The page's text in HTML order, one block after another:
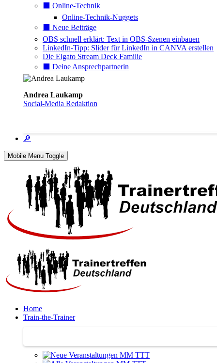
⬛️ Online-Technik
Online-Technik-Nuggets
⬛️ Neue Beiträge
OBS schnell erklärt: Text in OBS-Szenen einbauen
LinkedIn-Tipp: Slider für LinkedIn in CANVA erstellen
Die Elgato Stream Deck Familie
⬛️ Deine Ansprechpartnerin
Andrea Laukamp
Social-Media Redaktion
🔎
Mobile Menu Toggle
Home
Train-the-Trainer